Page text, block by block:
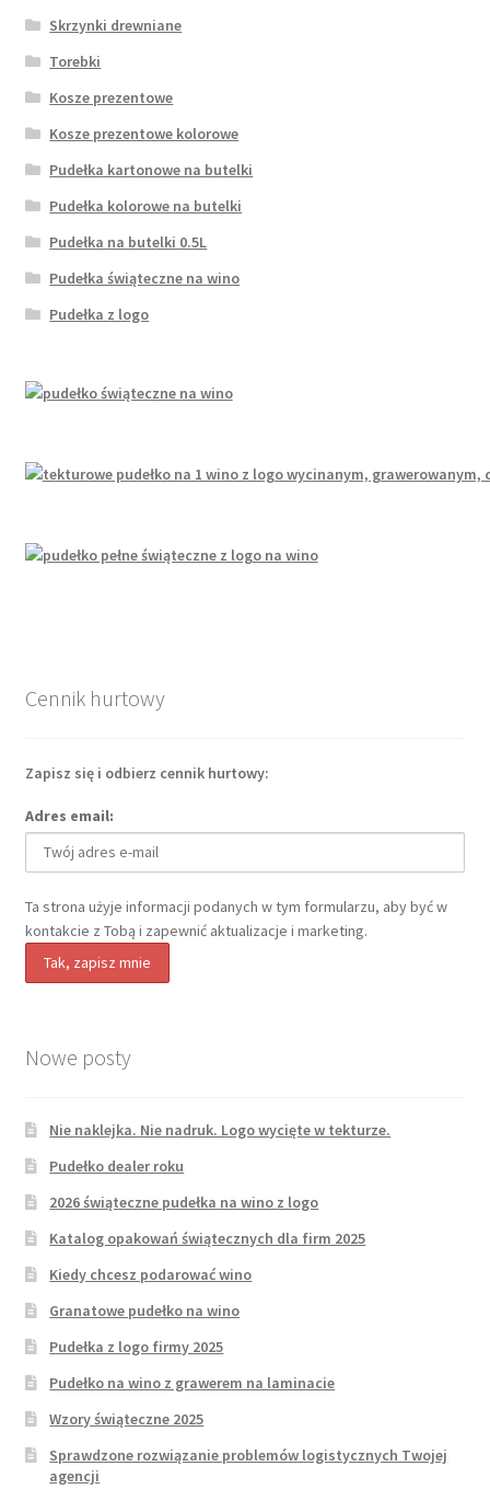
Skrzynki drewniane
Torebki
Kosze prezentowe
Kosze prezentowe kolorowe
Pudełka kartonowe na butelki
Pudełka kolorowe na butelki
Pudełka na butelki 0.5L
Pudełka świąteczne na wino
Pudełka z logo
Cennik hurtowy
Zapisz się i odbierz cennik hurtowy:
Adres email:
Ta strona użyje informacji podanych w tym formularzu, aby być w
kontakcie z Tobą i zapewnić aktualizacje i marketing.
Nowe posty
Nie naklejka. Nie nadruk. Logo wycięte w tekturze.
Pudełko dealer roku
2026 świąteczne pudełka na wino z logo
Katalog opakowań świątecznych dla firm 2025
Kiedy chcesz podarować wino
Granatowe pudełko na wino
Pudełka z logo firmy 2025
Pudełko na wino z grawerem na laminacie
Wzory świąteczne 2025
Sprawdzone rozwiązanie problemów logistycznych Twojej
agencji